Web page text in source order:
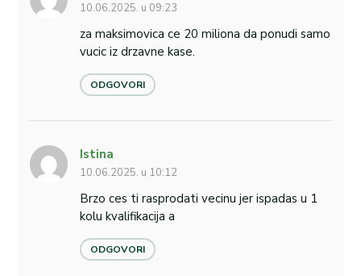
10.06.2025. u 09:23
za maksimovica ce 20 miliona da ponudi samo
vucic iz drzavne kase.
ODGOVORI
Istina
10.06.2025. u 10:12
Brzo ces ti rasprodati vecinu jer ispadas u 1
kolu kvalifikacija a
ODGOVORI